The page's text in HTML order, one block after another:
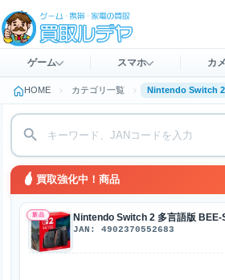
ゲーム スマホ カ
HOME カテゴリ一覧 Nintendo Switch 2
買取強化中！商品
新品 Nintendo Switch 2 多言語版
JAN: 4902370552683